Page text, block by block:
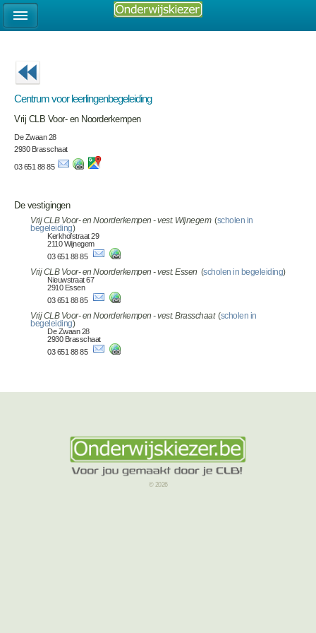
Centrum voor leerlingenbegeleiding
Vrij CLB Voor- en Noorderkempen
De Zwaan 28
2930 Brasschaat
03 651 88 85
De vestigingen
Vrij CLB Voor- en Noorderkempen - vest. Wijnegem(scholen in
begeleiding)
Kerkhofstraat 29
2110 Wijnegem
03 651 88 85
Vrij CLB Voor- en Noorderkempen - vest. Essen (scholen in begeleiding)
Nieuwstraat 67
2910 Essen
03 651 88 85
Vrij CLB Voor- en Noorderkempen - vest. Brasschaat(scholen in
begeleiding)
De Zwaan 28
2930 Brasschaat
03 651 88 85
© 2026